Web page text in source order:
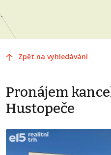
Zpět na vyhledávání
Pronájem
Hustopeče